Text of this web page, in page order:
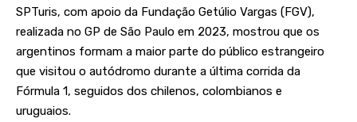
SPTuris, com apoio da Fundação Getúlio Vargas (FGV),
realizada no GP de São Paulo em 2023, mostrou que os
argentinos formam a maior parte do público estrangeiro
que visitou o autódromo durante a última corrida da
Fórmula 1, seguidos dos chilenos, colombianos e
uruguaios.